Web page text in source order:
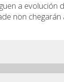
a evolución
non